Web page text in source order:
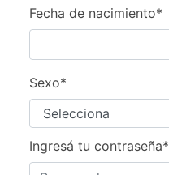
Fecha de nacimiento*
Sexo*
Ingresá tu contraseña*